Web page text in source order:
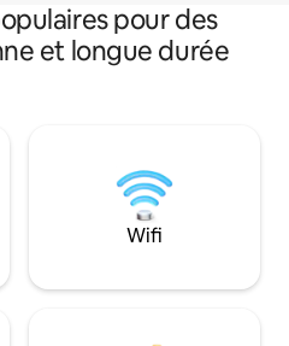
pour des
et longue durée
Wifi